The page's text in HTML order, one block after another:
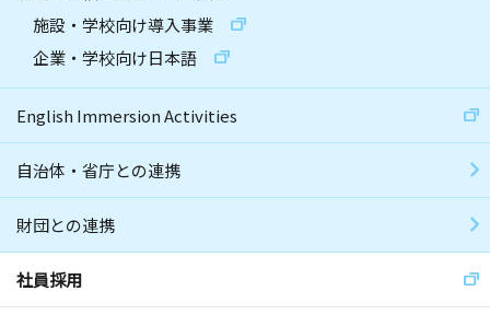
施設・学校向け導入事業
企業・学校向け日本語
English Immersion Activities
自治体・省庁との連携
財団との連携
社員採用